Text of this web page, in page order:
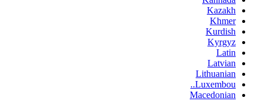
Kazakh
Khmer
Kurdish
Kyrgyz
Latin
Latvian
Lithuanian
Luxembou..
Macedonian